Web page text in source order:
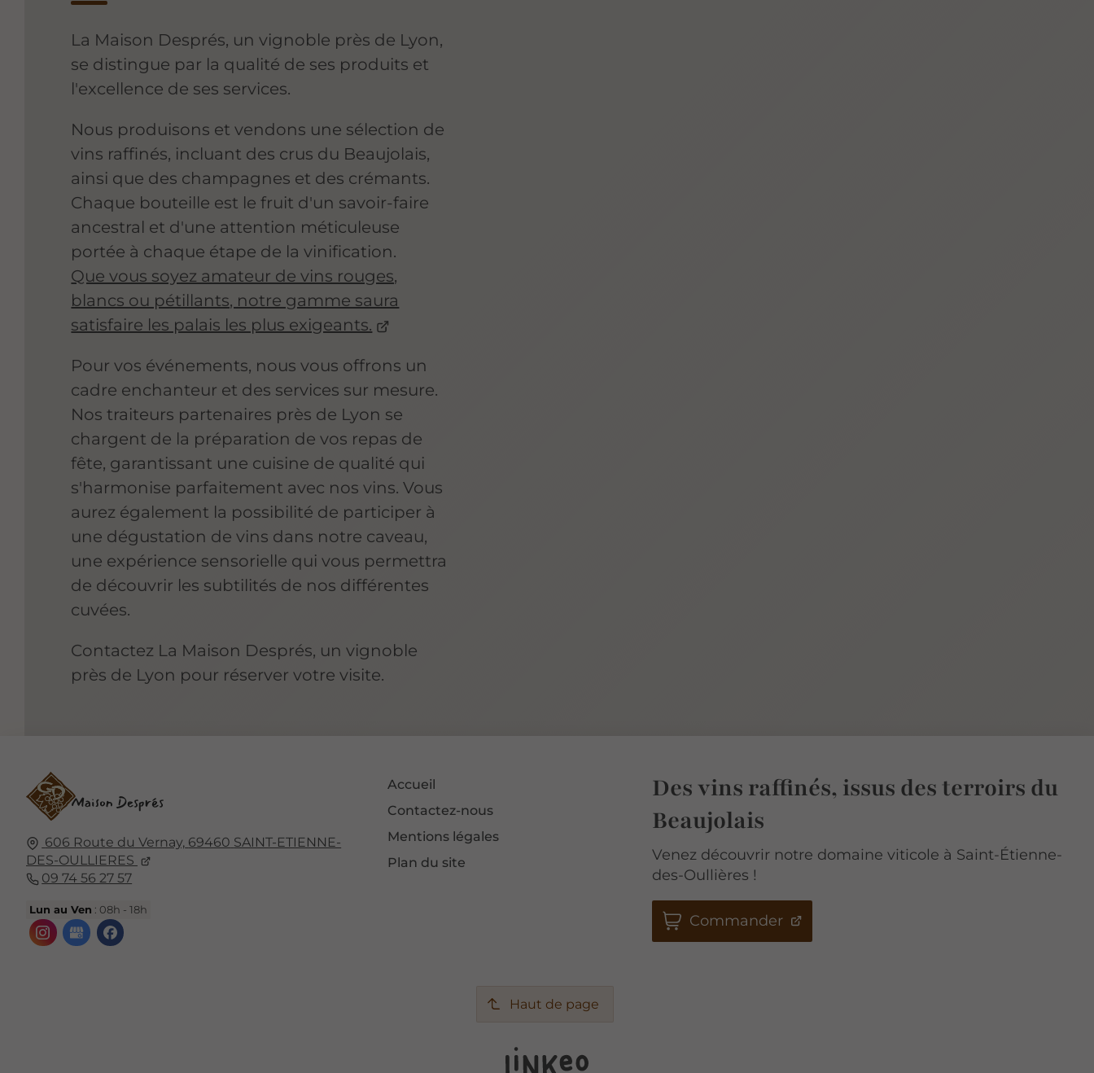
La Maison Després, un vignoble près de Lyon,
se distingue par la qualité de ses produits et
l'excellence de ses services.
Nous produisons et vendons une sélection de
vins raffinés, incluant des crus du Beaujolais,
ainsi que des champagnes et des crémants.
Chaque bouteille est le fruit d'un savoir-faire
ancestral et d'une attention méticuleuse
portée à chaque étape de la vinification.
Que vous soyez amateur de vins rouges,
blancs ou pétillants, notre gamme saura
satisfaire les palais les plus exigeants.
Pour vos événements, nous vous offrons un
cadre enchanteur et des services sur mesure.
Nos traiteurs partenaires près de Lyon se
chargent de la préparation de vos repas de
fête, garantissant une cuisine de qualité qui
s'harmonise parfaitement avec nos vins. Vous
aurez également la possibilité de participer à
une dégustation de vins dans notre caveau,
une expérience sensorielle qui vous permettra
de découvrir les subtilités de nos différentes
cuvées.
Contactez La Maison Després, un vignoble
près de Lyon pour réserver votre visite.
606 Route du Vernay, 69460 SAINT-ETIENNE-
DES-OULLIERES
09 74 56 27 57
Lun au Ven : 08h - 18h
Accueil
Contactez-nous
Mentions légales
Plan du site
Des vins raffinés, issus des terroirs du
Beaujolais
Venez découvrir notre domaine viticole à Saint-Étienne-
des-Oullières !
Commander
Haut de page